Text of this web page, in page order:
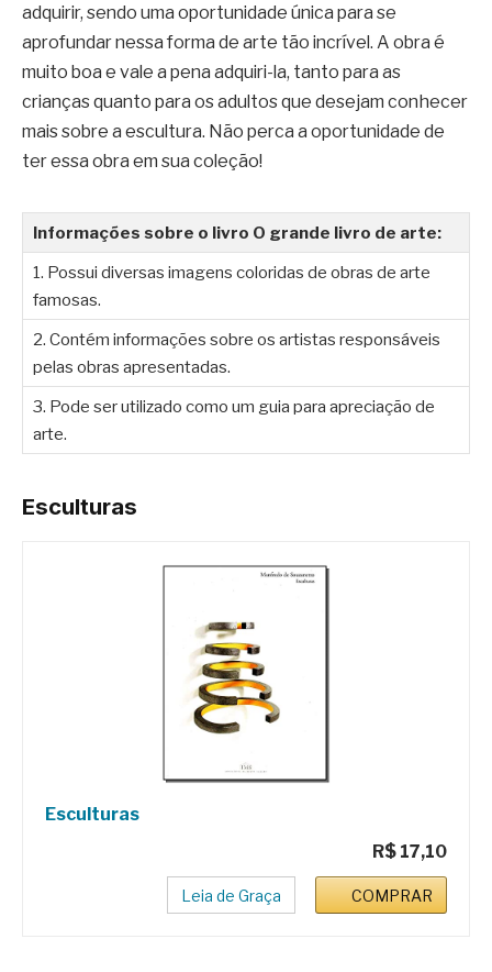
adquirir, sendo uma oportunidade única para se
aprofundar nessa forma de arte tão incrível. A obra é
muito boa e vale a pena adquiri-la, tanto para as
crianças quanto para os adultos que desejam conhecer
mais sobre a escultura. Não perca a oportunidade de
ter essa obra em sua coleção!
Informações sobre o livro O grande livro de arte:
1. Possui diversas imagens coloridas de obras de arte
famosas.
2. Contém informações sobre os artistas responsáveis
pelas obras apresentadas.
3. Pode ser utilizado como um guia para apreciação de
arte.
Esculturas
Esculturas
R$ 17,10
Leia de Graça COMPRAR